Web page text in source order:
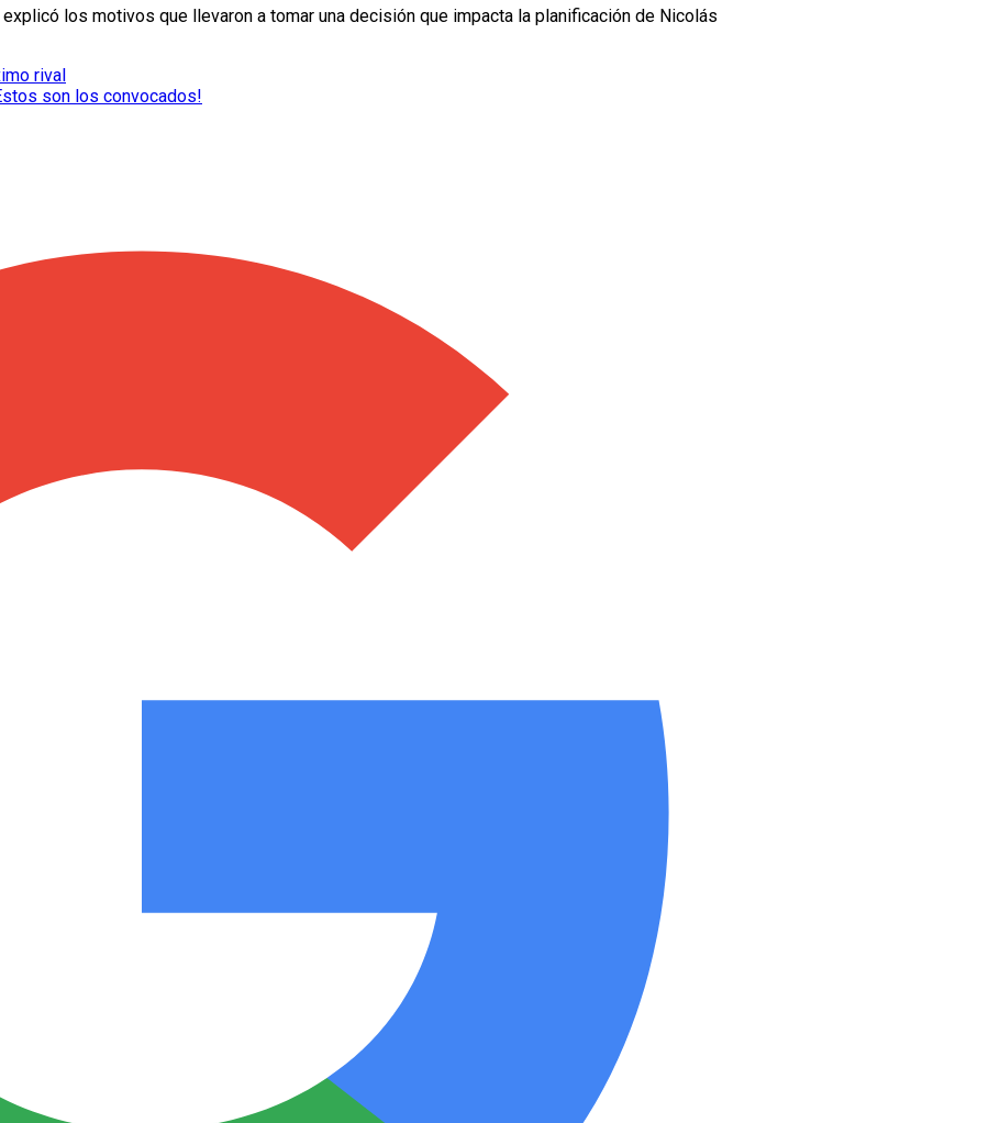
los motivos que llevaron a tomar una decisión que impacta la planificación de Nicolás
rival
son los convocados!